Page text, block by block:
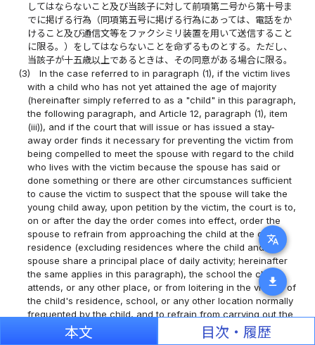
translate
download
してはならないこと及び当該子に対して前項第二号から第十号ま
でに掲げる行為（同項第五号に掲げる行為にあっては、電話をか
けること及び通信文等をファクシミリ装置を用いて送信すること
に限る。）をしてはならないことを命ずるものとする。ただし、
当該子が十五歳以上であるときは、その同意がある場合に限る。
(3)
In the case referred to in paragraph (1), if the victim lives
with a child who has not yet attained the age of majority
(hereinafter simply referred to as a "child" in this paragraph,
the following paragraph, and Article 12, paragraph (1), item
(iii)), and if the court that will issue or has issued a stay-
away order finds it necessary for preventing the victim from
being compelled to meet the spouse with regard to the child
who lives with the victim because the spouse has said or
done something or there are other circumstances sufficient
to cause the victim to suspect that the spouse will take the
young child away, upon petition by the victim, the court is to,
on or after the day the order comes into effect, order the
spouse to refrain from approaching the child at the child's
residence (excluding residences where the child and
spouse share a principal place of daily activity; hereinafter
the same applies in this paragraph), the school the child
attends, or any other place, or from loitering in the vicinity of
the child's residence, school, or any other location normally
frequented by the child, and to refrain from carrying out the
acts set forth in items (ii) through (x) of the preceding
paragraph against the child (in the case of the acts set forth
本文 目次・履歴